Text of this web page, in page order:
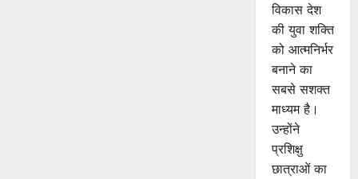
विकास देश
की युवा शक्ति
को आत्मनिर्भर
बनाने का
सबसे सशक्त
माध्यम है।
उन्होंने
प्रशिक्षु
छात्राओं का